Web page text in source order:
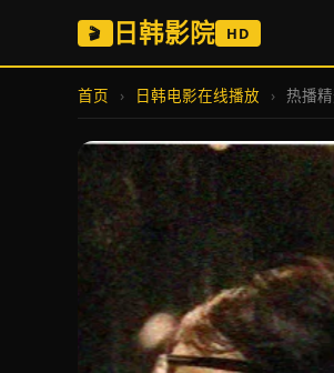
🎬 日韩影院 HD
首页 › 日韩电影在线播放 › 热播